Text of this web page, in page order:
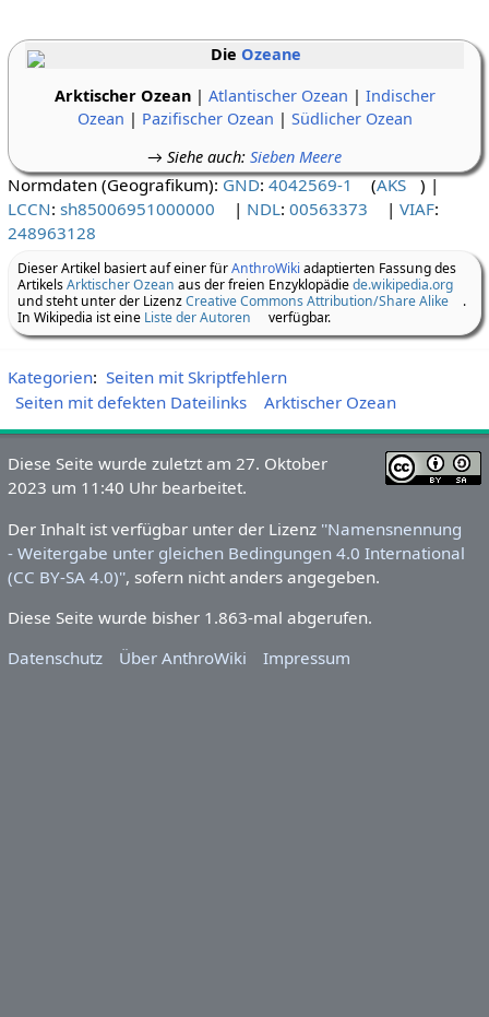
Die Ozeane
Arktischer Ozean| Atlantischer Ozean | Indischer
Ozean | Pazifischer Ozean | Südlicher Ozean
→ Siehe auch: Sieben Meere
Normdaten (Geografikum): GND: 4042569-1 (AKS ) |
LCCN: sh85006951000000 | NDL: 00563373 | VIAF:
248963128
Dieser Artikel basiert auf einer fürAnthroWiki adaptierten Fassung des
ArtikelsArktischer Ozean aus der freien Enzyklopädiede.wikipedia.org
und steht unter der LizenzCreative Commons Attribution/Share Alike
.
In Wikipedia ist eine Liste der Autoren verfügbar.
Kategorien: Seiten mit Skriptfehlern
Seiten mit defekten Dateilinks
Arktischer Ozean
Diese Seite wurde zuletzt am 27. Oktober
2023 um 11:40 Uhr bearbeitet.
Der Inhalt ist verfügbar unter der Lizenz ''Namensnennung
- Weitergabe unter gleichen Bedingungen 4.0 International
(CC BY-SA 4.0)'', sofern nicht anders angegeben.
Diese Seite wurde bisher 1.863-mal abgerufen.
Datenschutz
Über AnthroWiki Impressum